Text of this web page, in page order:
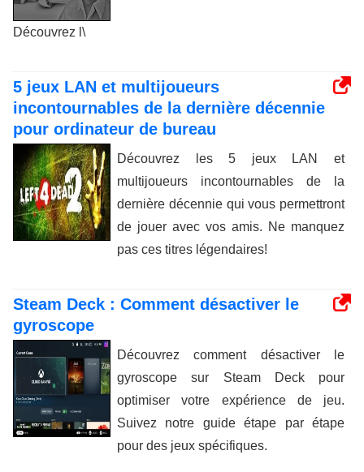
Découvrez l\
5 jeux LAN et multijoueurs
incontournables de la dernière décennie
pour ordinateur de bureau
Découvrez les 5 jeux LAN et
multijoueurs incontournables de la
dernière décennie qui vous permettront
de jouer avec vos amis. Ne manquez
pas ces titres légendaires!
Steam Deck : Comment désactiver le
gyroscope
Découvrez comment désactiver le
gyroscope sur Steam Deck pour
optimiser votre expérience de jeu.
Suivez notre guide étape par étape
pour des jeux spécifiques.